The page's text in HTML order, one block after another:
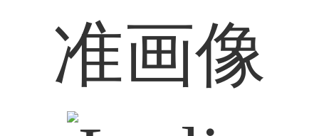
准画像